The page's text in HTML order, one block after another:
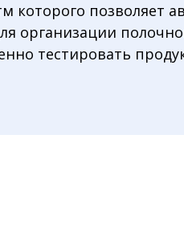
которого позволяет
организации
тестировать